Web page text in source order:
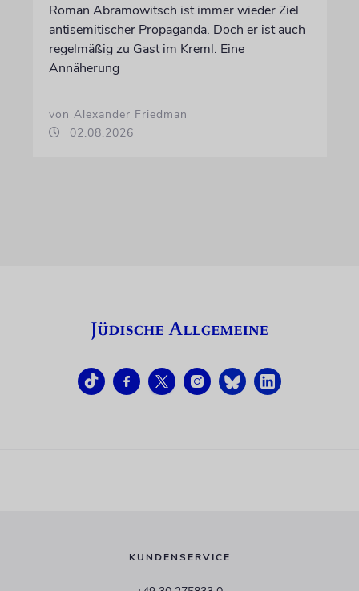
Roman Abramowitsch ist immer wieder Ziel
antisemitischer Propaganda. Doch er ist auch
regelmäßig zu Gast im Kreml. Eine
Annäherung
von Alexander Friedman
02.08.2026
KUNDENSERVICE